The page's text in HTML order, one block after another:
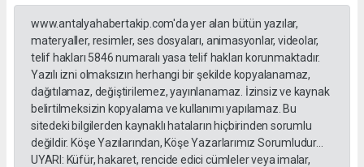
www.antalyahabertakip.com'da yer alan bütün yazılar,
materyaller, resimler, ses dosyaları, animasyonlar, videolar,
telif hakları 5846 numaralı yasa telif hakları korunmaktadır.
Yazılı izni olmaksızın herhangi bir şekilde kopyalanamaz,
dağıtılamaz, değiştirilemez, yayınlanamaz. İzinsiz ve kaynak
belirtilmeksizin kopyalama ve kullanımı yapılamaz. Bu
sitedeki bilgilerden kaynaklı hataların hiçbirinden sorumlu
değildir. Köşe Yazılarından, Köşe Yazarlarımız Sorumludur...
UYARI: Küfür, hakaret, rencide edici cümleler veya imalar,